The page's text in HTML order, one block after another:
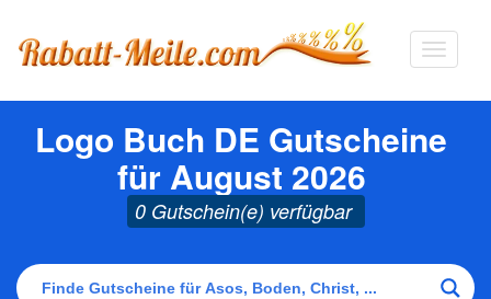
Logo Buch DE Gutscheine
für August 2026
0 Gutschein(e) verfügbar